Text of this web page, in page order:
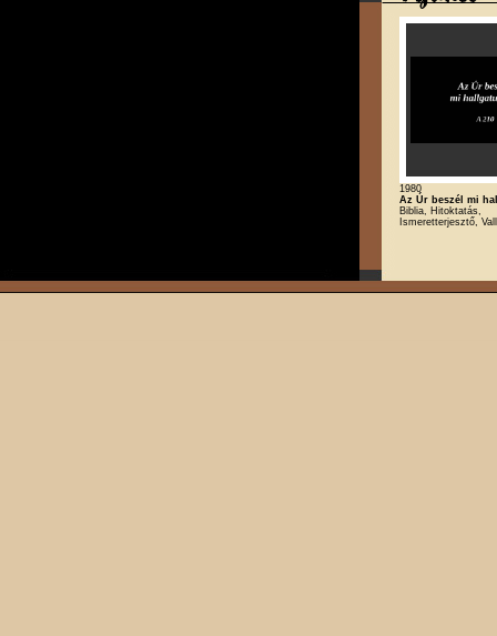
1980
Az Úr beszél mi
Biblia, Hitoktatás,
Ismeretterjesztő,